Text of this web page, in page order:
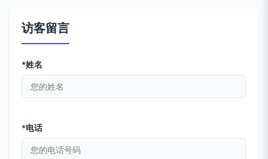
访客留言
*姓名
*电话